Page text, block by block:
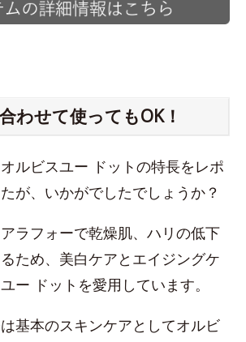
わせて使ってもOK！
ルビスユー ドットの特長をレポ
が、いかがでしたでしょうか？
ラフォーで乾燥肌、ハリの低下
ため、美白ケアとエイジングケ
ー ドットを愛用しています。
基本のスキンケアとしてオルビ